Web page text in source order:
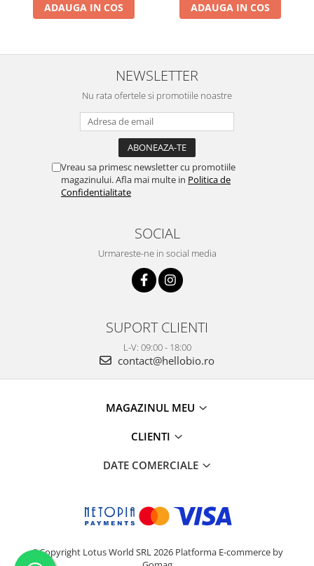
ADAUGA IN COS ADAUGA IN COS
NEWSLETTER
Nu rata ofertele si promotiile noastre
Vreau sa primesc newsletter cu promotiile
magazinului. Afla mai multe in Politica de
Confidentialitate
SOCIAL
Urmareste-ne in social media
SUPORT CLIENTI
L-V: 09:00 - 18:00
contact@hellobio.ro
MAGAZINUL MEU
CLIENTI
DATE COMERCIALE
©Copyright Lotus World SRL 2026 Platforma E-commerce by